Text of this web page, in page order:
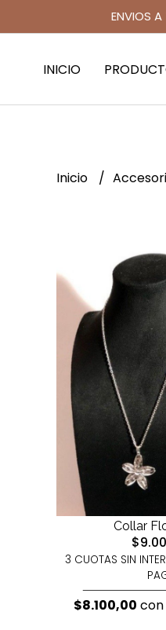
ENVIOS
INICIO
Inicio
Collar
3 CUOTAS SIN
$8.100,00